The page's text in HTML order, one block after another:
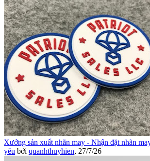
Xưởng sản xuất nhãn may - Nhận đặt nhãn
yêu bởi quanhthuyhien, 27/7/26